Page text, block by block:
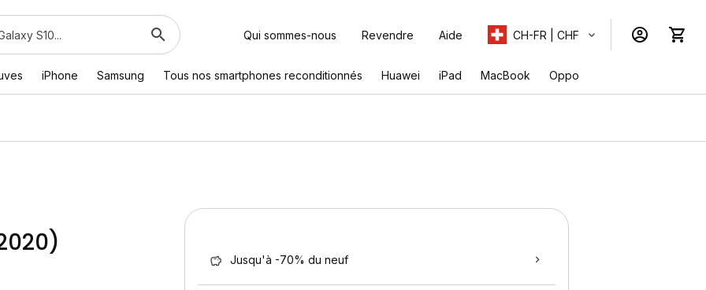
Qui sommes-nous Revendre Aide CH-FR | CHF
iPhone Samsung Tous nos smartphones reconditionnés Huawei iPad MacBook Oppo
Jusqu'à -70% du neuf